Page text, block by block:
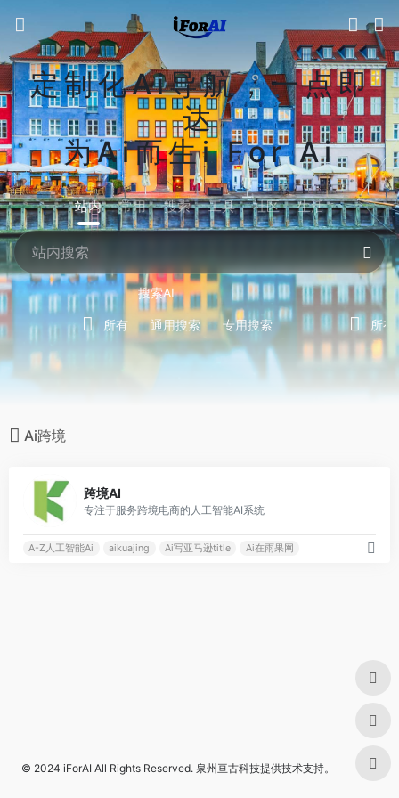
定制化Ai导航，一点即
达
为Ai而生i For Ai
站内 常用 搜索 工具 社区 生活
搜索AI
所有 通用搜索 专用搜索 所有
Ai跨境
跨境AI
专注于服务跨境电商的人工智能AI系统
A-Z人工智能Ai aikuajing Ai写亚马逊title Ai在雨果网
© 2024 iForAI All Rights Reserved. 泉州亘古科技提供技术支持。